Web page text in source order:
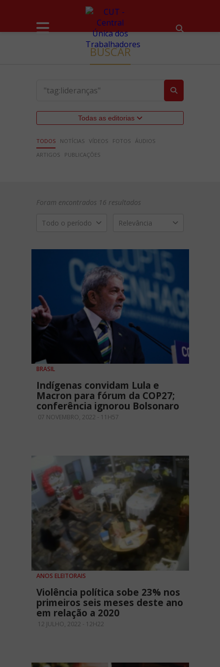
BUSCAR
Todas as editorias
TODOS NOTÍCIAS VÍDEOS FOTOS ÁUDIOS
ARTIGOS
PUBLICAÇÕES
Foram encontrados 16 resultados
Todo o período Relevância
BRASIL
Indígenas convidam Lula e
Macron para fórum da COP27;
conferência ignorou Bolsonaro
07 NOVEMBRO, 2022 - 11H57
ANOS ELEITORAIS
​Violência política sobe 23% nos
primeiros seis meses deste ano
em relação a 2020
12 JULHO, 2022 - 12H22